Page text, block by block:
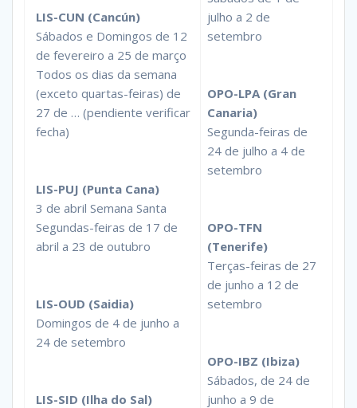
LIS-CUN (Cancún)
Sábados e Domingos de 12
de fevereiro a 25 de março
Todos os dias da semana
(exceto quartas-feiras) de
27 de … (pendiente verificar
fecha)
LIS-PUJ (Punta Cana)
3 de abril Semana Santa
Segundas-feiras de 17 de
abril a 23 de outubro
LIS-OUD (Saidia)
Domingos de 4 de junho a
24 de setembro
LIS-SID (Ilha do Sal)
julho a 2 de
setembro
OPO-LPA (Gran
Canaria)
Segunda-feiras de
24 de julho a 4 de
setembro
OPO-TFN
(Tenerife)
Terças-feiras de 27
de junho a 12 de
setembro
OPO-IBZ (Ibiza)
Sábados, de 24 de
junho a 9 de